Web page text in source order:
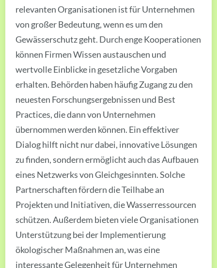
relevanten Organisationen ist für Unternehmen
von großer Bedeutung, wenn es um den
Gewässerschutz geht. Durch enge Kooperationen
können Firmen Wissen austauschen und
wertvolle Einblicke in gesetzliche Vorgaben
erhalten. Behörden haben häufig Zugang zu den
neuesten Forschungsergebnissen und Best
Practices, die dann von Unternehmen
übernommen werden können. Ein effektiver
Dialog hilft nicht nur dabei, innovative Lösungen
zu finden, sondern ermöglicht auch das Aufbauen
eines Netzwerks von Gleichgesinnten. Solche
Partnerschaften fördern die Teilhabe an
Projekten und Initiativen, die Wasserressourcen
schützen. Außerdem bieten viele Organisationen
Unterstützung bei der Implementierung
ökologischer Maßnahmen an, was eine
interessante Gelegenheit für Unternehmen